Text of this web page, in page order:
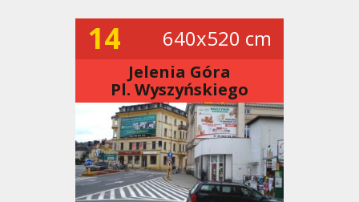
14 640x520 cm
Jelenia Góra
Pl. Wyszyńskiego